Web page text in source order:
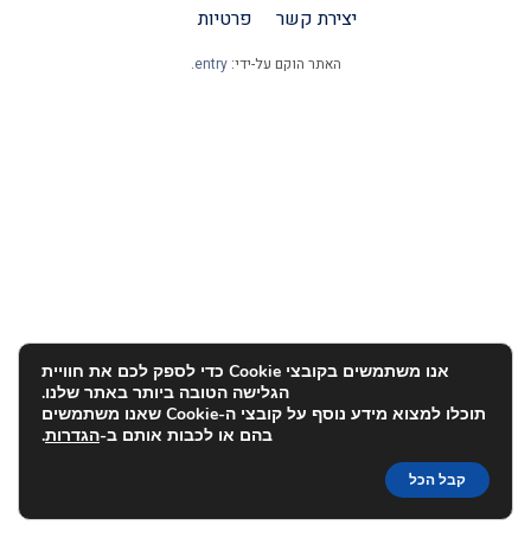
יצירת קשר
פרטיות
האתר הוקם על-ידי:entry
.
אנו משתמשים בקובצי Cookie כדי לספק לכם את חוויית
הגלישה הטובה ביותר באתר שלנו.
תוכלו למצוא מידע נוסף על קובצי ה-Cookie שאנו משתמשים
בהם או לכבות אותם ב-הגדרות.
קבל הכל